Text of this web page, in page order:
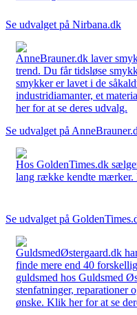
Se udvalget på Nirbana.dk
AnneBrauner.dk laver
trend. Du får tidsløse
smykker er lavet i de
industridiamanter, et
her for at se deres udvalg.
Se udvalget på
Hos GoldenTimes.dk
lang række kendte mærker.
Se udvalget på
GuldsmedØstergaard.dk
finde mere end 40
guldsmed hos Guldsmed
stenfatninger, reparationer
ønske. Klik her for at se